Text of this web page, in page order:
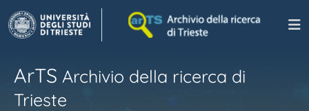
ArTS Archivio della ricerca di
Trieste